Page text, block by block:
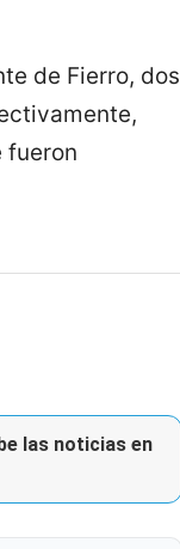
de Fierro, dos
fueron
las noticias en